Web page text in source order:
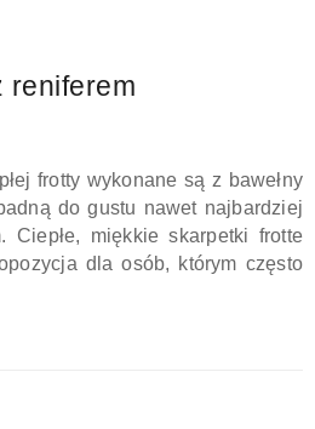
reniferem
frotty wykonane są z bawełny
do gustu nawet najbardziej
Ciepłe, miękkie skarpetki frotte
dla osób, którym często